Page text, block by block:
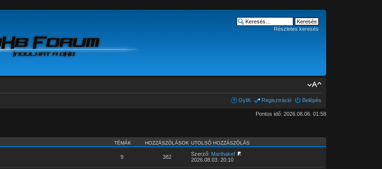
Részletes keresés
GyIK Regisztráció Belépés
Pontos idő: 2026.08.06. 01:58
TÉMÁK HOZZÁSZÓLÁSOK UTOLSÓ HOZZÁSZÓLÁS
9 382 Szerző: Marthakef
2026.08.03. 20:10